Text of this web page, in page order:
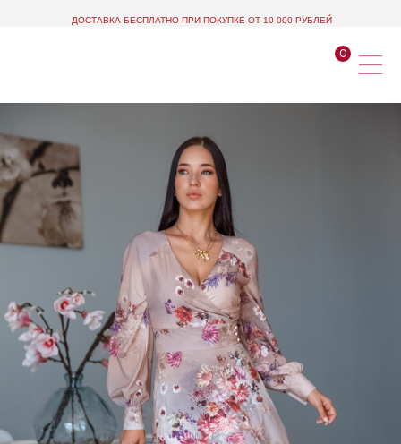
ДОСТАВКА БЕСПЛАТНО ПРИ ПОКУПКЕ ОТ 10 000 РУБЛЕЙ
0